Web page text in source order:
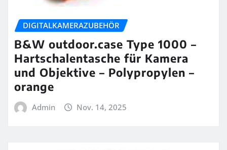
DIGITALKAMERAZUBEHÖR
B&W outdoor.case Type 1000 –
Hartschalentasche für Kamera
und Objektive – Polypropylen –
orange
Admin Nov. 14, 2025